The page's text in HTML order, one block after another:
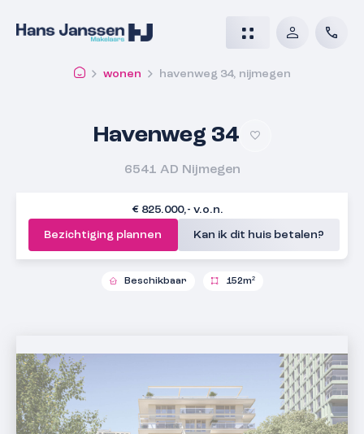
wonen havenweg 34, nijmegen
Havenweg 34
6541 AD Nijmegen
€ 825.000,- v.o.n.
Bezichtiging plannen Kan ik dit huis betalen?
Beschikbaar 152m²